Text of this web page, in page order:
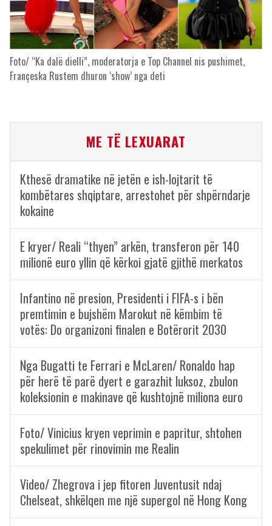
Foto/ “Ka dalë dielli”, moderatorja e Top Channel nis pushimet,
Françeska Rustem dhuron ‘show’ nga deti
ME TË LEXUARAT
Kthesë dramatike në jetën e ish-lojtarit të
kombëtares shqiptare, arrestohet për shpërndarje
kokaine
E kryer/ Reali “thyen” arkën, transferon për 140
milionë euro yllin që kërkoi gjatë gjithë merkatos
Infantino në presion, Presidenti i FIFA-s i bën
premtimin e bujshëm Marokut në këmbim të
votës: Do organizoni finalen e Botërorit 2030
Nga Bugatti te Ferrari e McLaren/ Ronaldo hap
për herë të parë dyert e garazhit luksoz, zbulon
koleksionin e makinave që kushtojnë miliona euro
Foto/ Vinicius kryen veprimin e papritur, shtohen
spekulimet për rinovimin me Realin
Video/ Zhegrova i jep fitoren Juventusit ndaj
Chelseat, shkëlqen me një supergol në Hong Kong